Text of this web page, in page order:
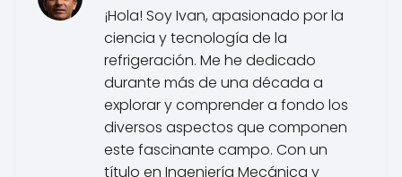
¡Hola! Soy Ivan, apasionado por la
ciencia y tecnología de la
refrigeración. Me he dedicado
durante más de una década a
explorar y comprender a fondo los
diversos aspectos que componen
este fascinante campo. Con un
título en Ingeniería Mecánica y